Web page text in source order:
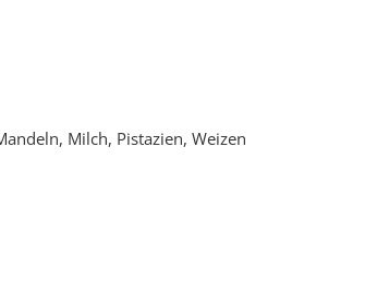
Milch, Pistazien, Weizen